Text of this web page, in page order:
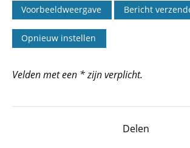
Velden met een * zijn verplicht.
Delen